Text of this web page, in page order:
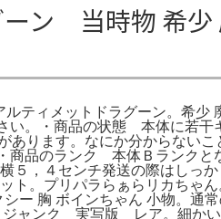
ン 当時物 希少
ティメットドラグーン。希少
い。・商品の状態 本体に若干
あります。なにか分からない
商品のランク 本体Ｂランクと
，４センチ発送の際はしっか
ト。プリパラらぁらリカちゃん
ー 胸 ボインちゃん 小物。通
ャンク 実写版 レア。細かい